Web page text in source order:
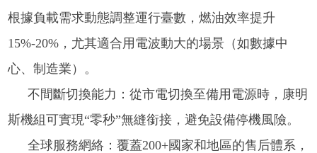
根據負載需求動態調整運行臺數，燃油效率提升
15%-20%，尤其適合用電波動大的場景（如數據中
心、制造業）。
不間斷切換能力：從市電切換至備用電源時，康明
斯機組可實現“零秒”無縫銜接，避免設備停機風險。
全球服務網絡：覆蓋200+國家和地區的售后體系，